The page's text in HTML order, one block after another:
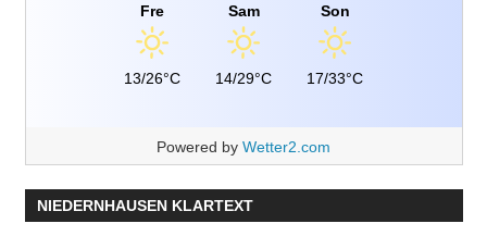
Fre
13/26°C
Sam
14/29°C
Son
17/33°C
Powered by Wetter2.com
NIEDERNHAUSEN KLARTEXT